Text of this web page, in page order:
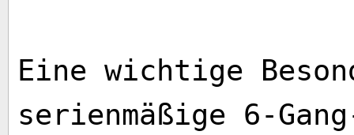
Eine wichtige
serienmäßige 6-